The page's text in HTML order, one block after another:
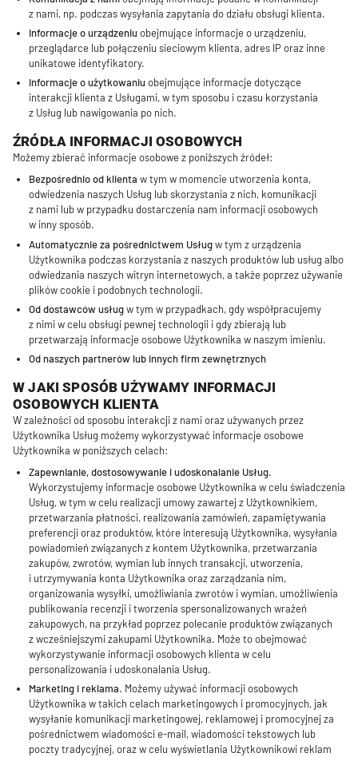
z nami, np. podczas wysyłania zapytania do działu obsługi klienta.
Informacje o urządzeniu obejmujące informacje o urządzeniu,
przeglądarce lub połączeniu sieciowym klienta, adres IP oraz inne
unikatowe identyfikatory.
Informacje o użytkowaniu obejmujące informacje dotyczące
interakcji klienta z Usługami, w tym sposobu i czasu korzystania
z Usług lub nawigowania po nich.
ŹRÓDŁA INFORMACJI OSOBOWYCH
Możemy zbierać informacje osobowe z poniższych źródeł:
Bezpośrednio od klienta w tym w momencie utworzenia konta,
odwiedzenia naszych Usług lub skorzystania z nich, komunikacji
z nami lub w przypadku dostarczenia nam informacji osobowych
w inny sposób.
Automatycznie za pośrednictwem Usługw tym z urządzenia
Użytkownika podczas korzystania z naszych produktów lub usług albo
odwiedzania naszych witryn internetowych, a także poprzez używanie
plików cookie i podobnych technologii.
Od dostawców usługw tym w przypadkach, gdy współpracujemy
z nimi w celu obsługi pewnej technologii i gdy zbierają lub
przetwarzają informacje osobowe Użytkownika w naszym imieniu.
Od naszych partnerów lub innych firm zewnętrznych
W JAKI SPOSÓB UŻYWAMY INFORMACJI
OSOBOWYCH KLIENTA
W zależności od sposobu interakcji z nami oraz używanych przez
Użytkownika Usług możemy wykorzystywać informacje osobowe
Użytkownika w poniższych celach:
Zapewnianie, dostosowywanie i udoskonalanie Usług.
Wykorzystujemy informacje osobowe Użytkownika w celu świadczenia
Usług, w tym w celu realizacji umowy zawartej z Użytkownikiem,
przetwarzania płatności, realizowania zamówień, zapamiętywania
preferencji oraz produktów, które interesują Użytkownika, wysyłania
powiadomień związanych z kontem Użytkownika, przetwarzania
zakupów, zwrotów, wymian lub innych transakcji, utworzenia,
i utrzymywania konta Użytkownika oraz zarządzania nim,
organizowania wysyłki, umożliwiania zwrotów i wymian, umożliwienia
publikowania recenzji i tworzenia spersonalizowanych wrażeń
zakupowych, na przykład poprzez polecanie produktów związanych
z wcześniejszymi zakupami Użytkownika. Może to obejmować
wykorzystywanie informacji osobowych klienta w celu
personalizowania i udoskonalania Usług.
Marketing i reklama. Możemy używać informacji osobowych
Użytkownika w takich celach marketingowych i promocyjnych, jak
wysyłanie komunikacji marketingowej, reklamowej i promocyjnej za
pośrednictwem wiadomości e-mail, wiadomości tekstowych lub
poczty tradycyjnej, oraz w celu wyświetlania Użytkownikowi reklam